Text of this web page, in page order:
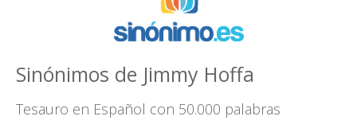
Sinónimos de Jimmy Hoffa
Tesauro en Español con 50.000 palabras